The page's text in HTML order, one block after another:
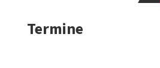
Termine